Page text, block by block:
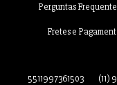
Perguntas
Fretes e
5511997361503 (11)